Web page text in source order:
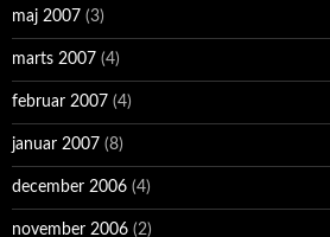
maj 2007 (3)
marts 2007 (4)
februar 2007 (4)
januar 2007 (8)
december 2006 (4)
november 2006 (2)